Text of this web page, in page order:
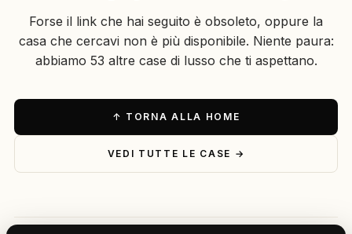
Forse il link che hai seguito è obsoleto, oppure la
casa che cercavi non è più disponibile. Niente paura:
abbiamo 53 altre case di lusso che ti aspettano.
↑ TORNA ALLA HOME
VEDI TUTTE LE CASE →